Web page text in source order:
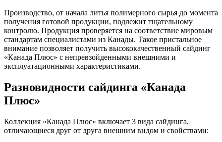
Производство, от начала литья полимерного сырья до момента
получения готовой продукции, подлежит тщательному
контролю. Продукция проверяется на соответствие мировым
стандартам специалистами из Канады. Такое пристальное
внимание позволяет получить высококачественный сайдинг
«Канада Плюс» с непревзойденными внешними и
эксплуатационными характеристиками.
Разновидности сайдинга «Канада
Плюс»
Коллекция «Канада Плюс» включает 3 вида сайдинга,
отличающиеся друг от друга внешним видом и свойствами: